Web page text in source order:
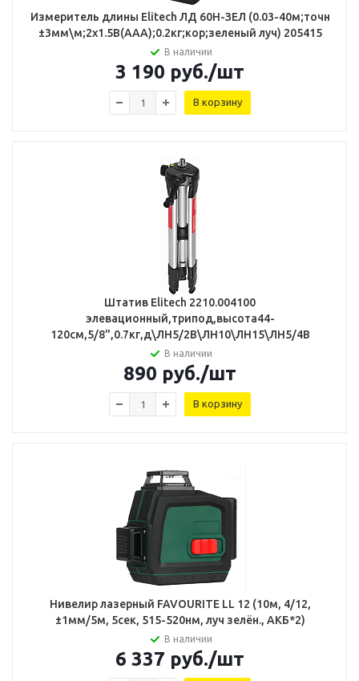
Измеритель длины Elitech ЛД 60Н-ЗЕЛ (0.03-40м;точн
±3мм\м;2х1.5В(ААА);0.2кг;кор;зеленый луч) 205415
В наличии
3 190 руб./шт
В корзину
Штатив Elitech 2210.004100
элевационный,трипод,высота44-
120см,5/8",0.7кг,д\ЛН5/2В\ЛН10\ЛН15\ЛН5/4В
В наличии
890 руб./шт
В корзину
Нивелир лазерный FAVOURITE LL 12 (10м, 4/12,
±1мм/5м, 5сек, 515-520нм, луч зелён., АКБ*2)
В наличии
6 337 руб./шт